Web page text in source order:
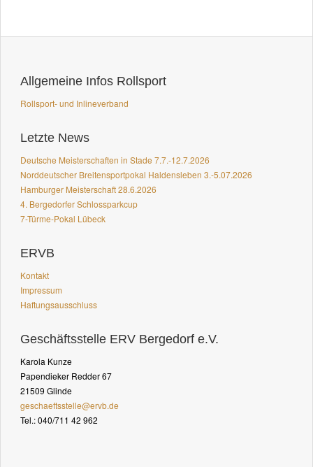
Allgemeine Infos Rollsport
Rollsport- und Inlineverband
Letzte News
Deutsche Meisterschaften in Stade 7.7.-12.7.2026
Norddeutscher Breitensportpokal Haldensleben 3.-5.07.2026
Hamburger Meisterschaft 28.6.2026
4. Bergedorfer Schlossparkcup
7-Türme-Pokal Lübeck
ERVB
Kontakt
Impressum
Haftungsausschluss
Geschäftsstelle ERV Bergedorf e.V.
Karola Kunze
Papendieker Redder 67
21509 Glinde
geschaeftsstelle@ervb.de
Tel.: 040/711 42 962